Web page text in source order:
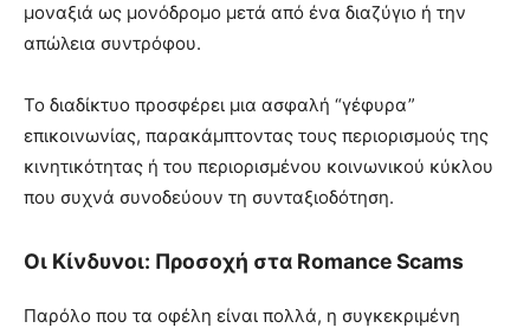
μοναξιά ως μονόδρομο μετά από ένα διαζύγιο ή την
απώλεια συντρόφου.
Το διαδίκτυο προσφέρει μια ασφαλή “γέφυρα”
επικοινωνίας, παρακάμπτοντας τους περιορισμούς της
κινητικότητας ή του περιορισμένου κοινωνικού κύκλου
που συχνά συνοδεύουν τη συνταξιοδότηση.
Οι Κίνδυνοι: Προσοχή στα Romance Scams
Παρόλο που τα οφέλη είναι πολλά, η συγκεκριμένη